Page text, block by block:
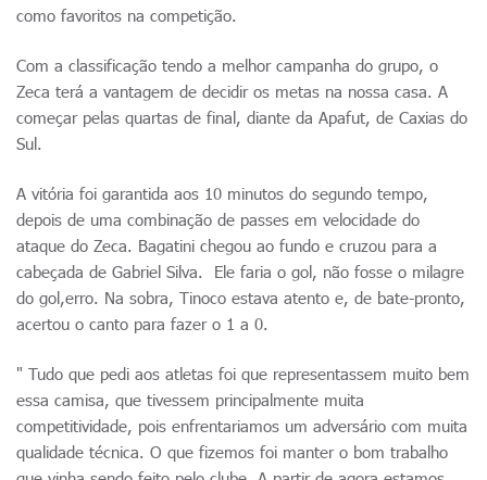
como favoritos na competição.
Com a classificação tendo a melhor campanha do grupo, o
Zeca terá a vantagem de decidir os metas na nossa casa. A
começar pelas quartas de final, diante da Apafut, de Caxias do
Sul.
A vitória foi garantida aos 10 minutos do segundo tempo,
depois de uma combinação de passes em velocidade do
ataque do Zeca. Bagatini chegou ao fundo e cruzou para a
cabeçada de Gabriel Silva. Ele faria o gol, não fosse o milagre
do gol,erro. Na sobra, Tinoco estava atento e, de bate-pronto,
acertou o canto para fazer o 1 a 0.
" Tudo que pedi aos atletas foi que representassem muito bem
essa camisa, que tivessem principalmente muita
competitividade, pois enfrentariamos um adversário com muita
qualidade técnica. O que fizemos foi manter o bom trabalho